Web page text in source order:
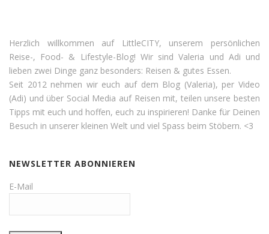
Herzlich willkommen auf LittleCITY, unserem persönlichen
Reise-, Food- & Lifestyle-Blog! Wir sind Valeria und Adi und
lieben zwei Dinge ganz besonders: Reisen & gutes Essen.
Seit 2012 nehmen wir euch auf dem Blog (Valeria), per Video
(Adi) und über Social Media auf Reisen mit, teilen unsere besten
Tipps mit euch und hoffen, euch zu inspirieren! Danke für Deinen
Besuch in unserer kleinen Welt und viel Spass beim Stöbern. <3
NEWSLETTER ABONNIEREN
E-Mail